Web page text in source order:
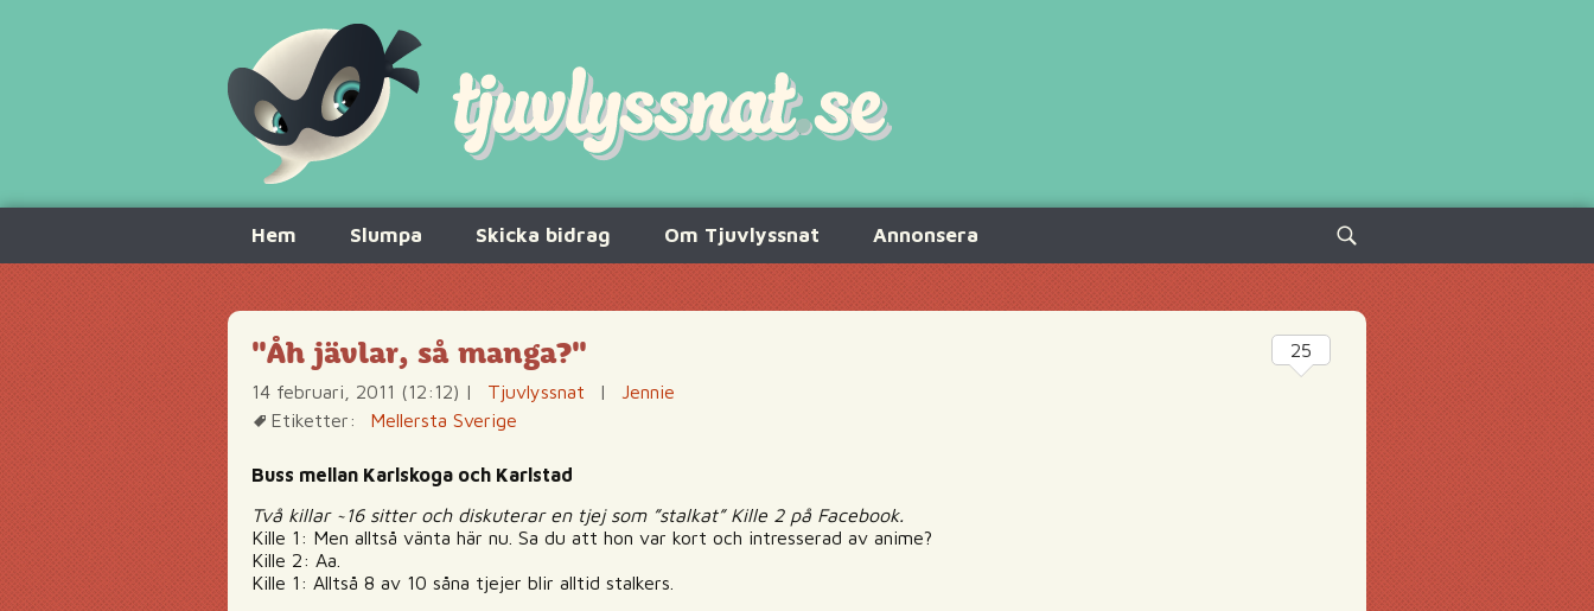
innehåll
Hem Slumpa Skicka bidrag Om Tjuvlyssnat Annonsera
Sök
efter:
"Åh jävlar, så manga?"
14 februari, 2011 (12:12) | Tjuvlyssnat |
Jennie
Etiketter:
Mellersta Sverige
Buss mellan Karlskoga och Karlstad
Två killar ~16 sitter och diskuterar en tjej som ”stalkat” Kille 2 på Facebook.
Kille 1: Men alltså vänta här nu. Sa du att hon var kort och intresserad av anime?
Kille 2: Aa.
Kille 1: Alltså 8 av 10 såna tjejer blir alltid stalkers.
25